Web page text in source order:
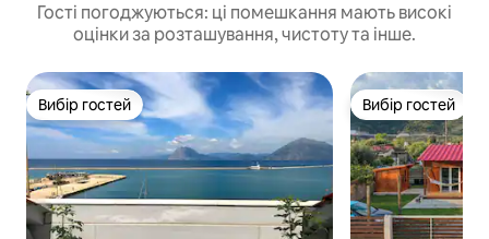
Гості погоджуються: ці помешкання мають високі
оцінки за розташування, чистоту та інше.
Вибір гостей
Вибір гостей Вибір гостей
Вибір гостей